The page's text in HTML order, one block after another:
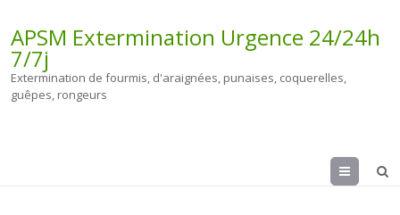
APSM Extermination Urgence 24/24h
7/7j
Extermination de fourmis, d'araignées, punaises, coquerelles,
guêpes, rongeurs
Menu